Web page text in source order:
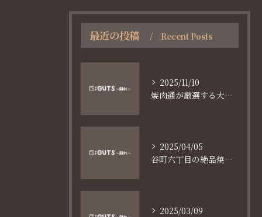
最近の投稿 Recent Posts
2025/11/10
焼肉通が厳選する大阪長堀鶴見緑地線谷町六丁目満足食事術
2025/04/05
谷町六丁目の絶品焼肉体験
2025/03/09